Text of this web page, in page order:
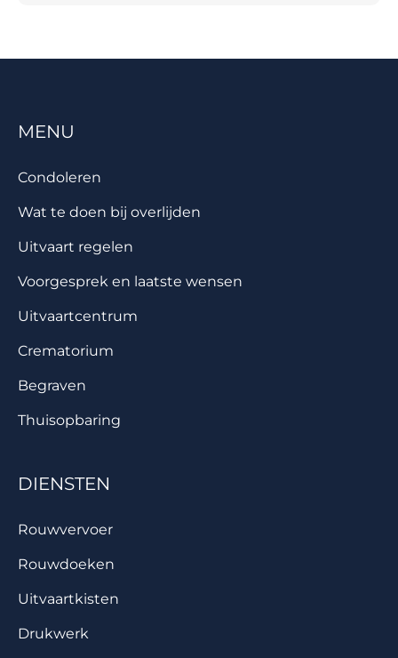
MENU
Condoleren
Wat te doen bij overlijden
Uitvaart regelen
Voorgesprek en laatste wensen
Uitvaartcentrum
Crematorium
Begraven
Thuisopbaring
DIENSTEN
Rouwvervoer
Rouwdoeken
Uitvaartkisten
Drukwerk